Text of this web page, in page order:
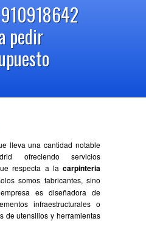
pedir
lleva una cantidad notable
ofreciendo servicios
respecta a lacarpinteria
somos fabricantes, sino
es diseñadora de
infraestructurales o
de utensilios y herramientas